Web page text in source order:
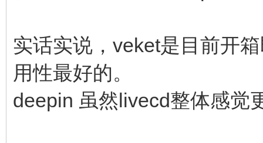
实话实说，veket是目前开
用性最好的。
deepin 虽然livecd整体感觉